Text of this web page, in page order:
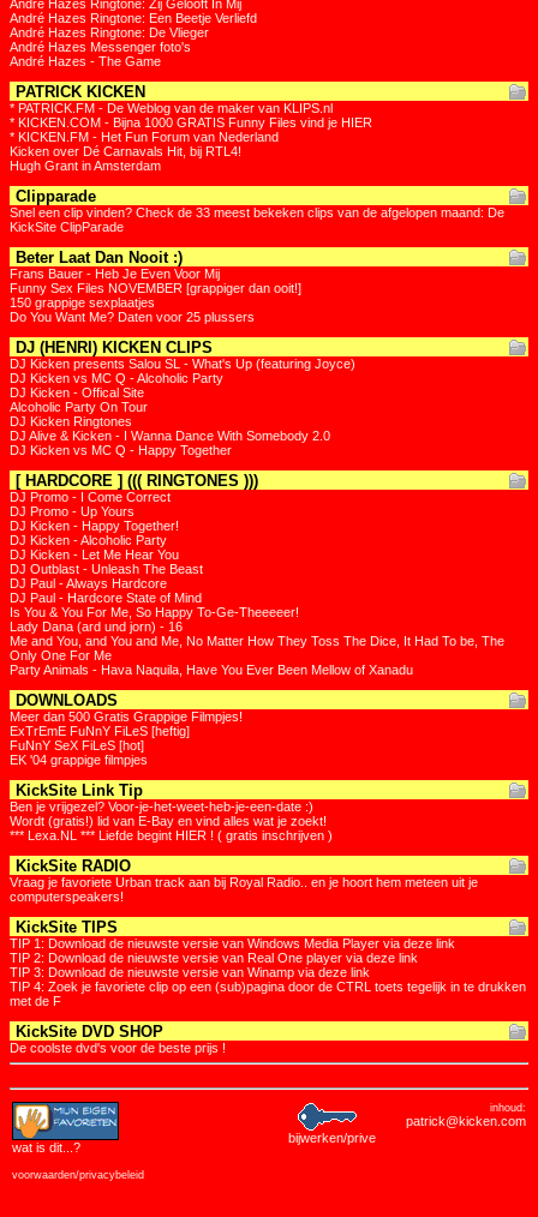
André Hazes Ringtone: Zij Gelooft In Mij
André Hazes Ringtone: Een Beetje Verliefd
André Hazes Ringtone: De Vlieger
André Hazes Messenger foto's
André Hazes - The Game
PATRICK KICKEN
* PATRICK.FM - De Weblog van de maker van KLIPS.nl
* KICKEN.COM - Bijna 1000 GRATIS Funny Files vind je HIER
* KICKEN.FM - Het Fun Forum van Nederland
Kicken over Dé Carnavals Hit, bij RTL4!
Hugh Grant in Amsterdam
Clipparade
Snel een clip vinden? Check de 33 meest bekeken clips van de afgelopen maand: De
KickSite ClipParade
Beter Laat Dan Nooit :)
Frans Bauer - Heb Je Even Voor Mij
Funny Sex Files NOVEMBER [grappiger dan ooit!]
150 grappige sexplaatjes
Do You Want Me? Daten voor 25 plussers
DJ (HENRI) KICKEN CLIPS
DJ Kicken presents Salou SL - What's Up (featuring Joyce)
DJ Kicken vs MC Q - Alcoholic Party
DJ Kicken - Offical Site
Alcoholic Party On Tour
DJ Kicken Ringtones
DJ Alive & Kicken - I Wanna Dance With Somebody 2.0
DJ Kicken vs MC Q - Happy Together
[ HARDCORE ] ((( RINGTONES )))
DJ Promo - I Come Correct
DJ Promo - Up Yours
DJ Kicken - Happy Together!
DJ Kicken - Alcoholic Party
DJ Kicken - Let Me Hear You
DJ Outblast - Unleash The Beast
DJ Paul - Always Hardcore
DJ Paul - Hardcore State of Mind
Is You & You For Me, So Happy To-Ge-Theeeeer!
Lady Dana (ard und jorn) - 16
Me and You, and You and Me, No Matter How They Toss The Dice, It Had To be, The
Only One For Me
Party Animals - Hava Naquila, Have You Ever Been Mellow of Xanadu
DOWNLOADS
Meer dan 500 Gratis Grappige Filmpjes!
ExTrEmE FuNnY FiLeS [heftig]
FuNnY SeX FiLeS [hot]
EK '04 grappige filmpjes
KickSite Link Tip
Ben je vrijgezel? Voor-je-het-weet-heb-je-een-date :)
Wordt (gratis!) lid van E-Bay en vind alles wat je zoekt!
*** Lexa.NL *** Liefde begint HIER ! ( gratis inschrijven )
KickSite RADIO
Vraag je favoriete Urban track aan bij Royal Radio.. en je hoort hem meteen uit je
computerspeakers!
KickSite TIPS
TIP 1: Download de nieuwste versie van Windows Media Player via deze link
TIP 2: Download de nieuwste versie van Real One player via deze link
TIP 3: Download de nieuwste versie van Winamp via deze link
TIP 4: Zoek je favoriete clip op een (sub)pagina door de CTRL toets tegelijk in te drukken
met de F
KickSite DVD SHOP
De coolste dvd's voor de beste prijs !
wat is dit ...?
voorwaarden/privacybeleid
bijwerken/prive
inhoud:
patrick@kicken.com